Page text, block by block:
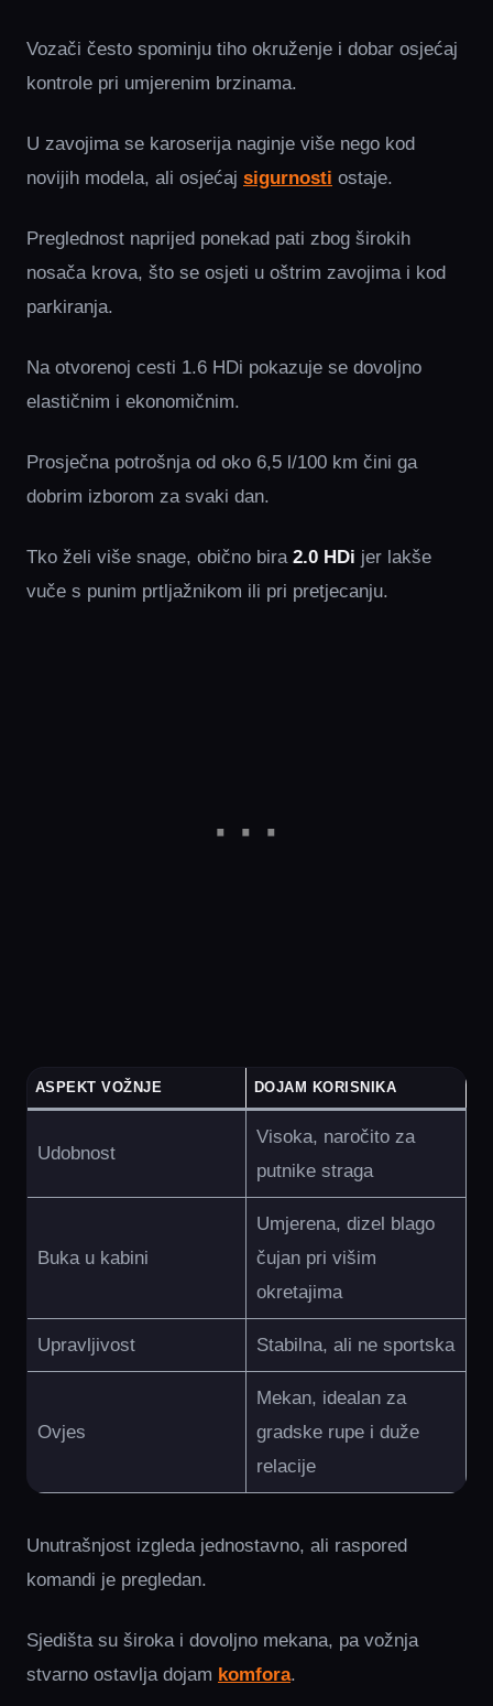
Vozači često spominju tiho okruženje i dobar osjećaj
kontrole pri umjerenim brzinama.
U zavojima se karoserija naginje više nego kod
novijih modela, ali osjećaj sigurnosti ostaje.
Preglednost naprijed ponekad pati zbog širokih
nosača krova, što se osjeti u oštrim zavojima i kod
parkiranja.
Na otvorenoj cesti 1.6 HDi pokazuje se dovoljno
elastičnim i ekonomičnim.
Prosječna potrošnja od oko 6,5 l/100 km čini ga
dobrim izborom za svaki dan.
Tko želi više snage, obično bira 2.0 HDi jer lakše
vuče s punim prtljažnikom ili pri pretjecanju.
ASPEKT VOŽNJE DOJAM KORISNIKA
Udobnost
Visoka, naročito za
putnike straga
Buka u kabini
Umjerena, dizel blago
čujan pri višim
okretajima
Upravljivost Stabilna, ali ne sportska
Ovjes
Mekan, idealan za
gradske rupe i duže
relacije
Unutrašnjost izgleda jednostavno, ali raspored
komandi je pregledan.
Sjedišta su široka i dovoljno mekana, pa vožnja
stvarno ostavlja dojam komfora.